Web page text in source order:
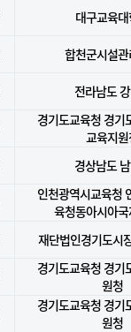
대구교육
합천군시설
전라남도
경기도교육청 경기
교육지
경상남도
인천광역시교육청
육청동아시아
재단법인경기도시
경기도교육청 경기
원청
경기도교육청 경기
원청